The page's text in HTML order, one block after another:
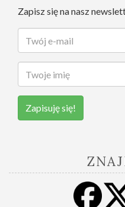
Zapisz się na nasz
Zapisuję się!